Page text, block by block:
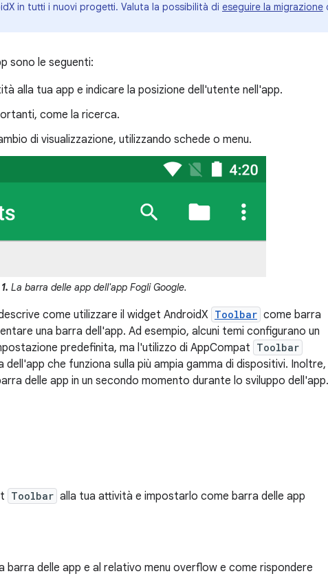
in tutti i nuovi progetti. Valuta la possibilità di eseguire la migrazione
sono le seguenti:
alla tua app e indicare la posizione dell'utente nell'app.
come la ricerca.
di visualizzazione, utilizzando schede o menu.
La barra delle app dell'app Fogli Google.
come utilizzare il widget AndroidX Toolbar come barra
una barra dell'app. Ad esempio, alcuni temi configurano un
predefinita, ma l'utilizzo di AppCompat Toolbar
che funziona sulla più ampia gamma di dispositivi.
delle app in un secondo momento durante lo sviluppo dell'app.
Toolbar alla tua attività e impostarlo come barra delle app
barra delle app e al relativo menu overflow e come rispondere